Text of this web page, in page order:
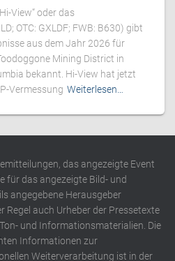
View“ oder das
OTC: GXLDF; FWB: B630) gibt
aus dem Jahr 2026 für
Mining District in
bekannt. Hi-View hat jetzt
Vermessung Weiterlesen…
das angezeigte Event
für das angezeigte Bild- und
angegebene Herausgeber
Regel auch Urheber der Pressetexte
und Informationsmaterialien. Die
Informationen zur
Weiterverarbeitung ist in der